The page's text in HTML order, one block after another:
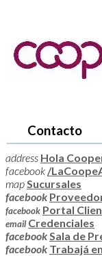
Contacto
address Hola
facebook /
mapSucursales
facebook
facebook Portal
email Credenciales
facebookSala de
facebook Trabajá